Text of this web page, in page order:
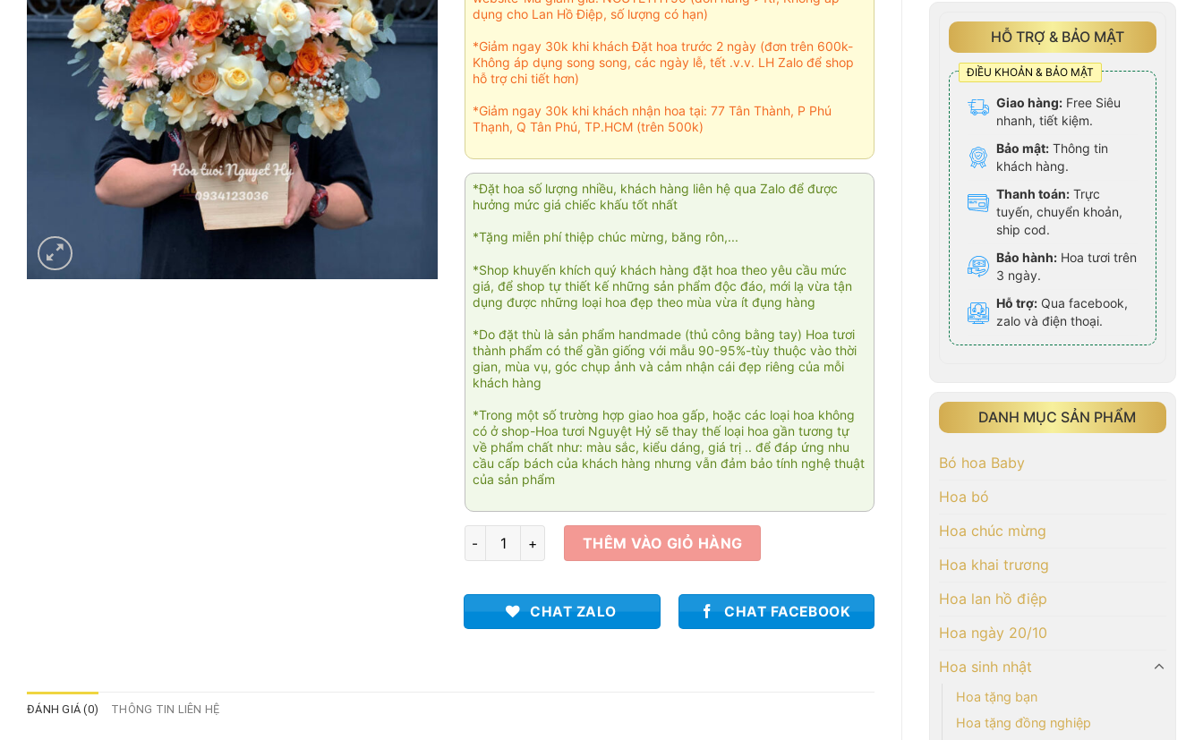
HỖ TRỢ & BẢO MẬT
ĐIỀU KHOẢN & BẢO MẬT
Giao hàng: Free Siêu
nhanh, tiết kiệm.
Bảo mật: Thông tin
khách hàng.
Thanh toán: Trực
tuyến, chuyển khoản,
ship cod.
Bảo hành: Hoa tươi trên
3 ngày.
Hỗ trợ: Qua facebook,
zalo và điện thoại.
DANH MỤC SẢN PHẨM
Bó hoa Baby
Hoa bó
Hoa chúc mừng
Hoa khai trương
Hoa lan hồ điệp
Hoa ngày 20/10
Hoa sinh nhật
Hoa tặng bạn
Hoa tặng đồng nghiệp
dụng cho Lan Hồ Điệp, số lượng có hạn)
*Giảm ngay 30k khi khách Đặt hoa trước 2 ngày (đơn trên 600k-
Không áp dụng song song, các ngày lễ, tết .v.v. LH Zalo để shop
hỗ trợ chi tiết hơn)
*Giảm ngay 30k khi khách nhận hoa tại: 77 Tân Thành, P Phú
Thạnh, Q Tân Phú, TP.HCM (trên 500k)
*Đặt hoa số lượng nhiều, khách hàng liên hệ qua Zalo để được
hưởng mức giá chiếc khấu tốt nhất
*Tặng miễn phí thiệp chúc mừng, băng rôn,...
*Shop khuyến khích quý khách hàng đặt hoa theo yêu cầu mức
giá, để shop tự thiết kế những sản phẩm độc đáo, mới lạ vừa tận
dụng được những loại hoa đẹp theo mùa vừa ít đụng hàng
*Do đặt thù là sản phẩm handmade (thủ công bằng tay) Hoa tươi
thành phẩm có thể gần giống với mẫu 90-95%-tùy thuộc vào thời
gian, mùa vụ, góc chụp ảnh và cảm nhận cái đẹp riêng của mỗi
khách hàng
*Trong một số trường hợp giao hoa gấp, hoặc các loại hoa không
có ở shop-Hoa tươi Nguyệt Hỷ sẽ thay thế loại hoa gần tương tự
về phẩm chất như: màu sắc, kiểu dáng, giá trị .. để đáp ứng nhu
cầu cấp bách của khách hàng nhưng vẫn đảm bảo tính nghệ thuật
của sản phẩm
Giỏ hoa xinh 002 số lượngTHÊM VÀO GIỎ HÀNG
CHAT ZALO CHAT FACEBOOK
ĐÁNH GIÁ (0) THÔNG TIN LIÊN HỆ